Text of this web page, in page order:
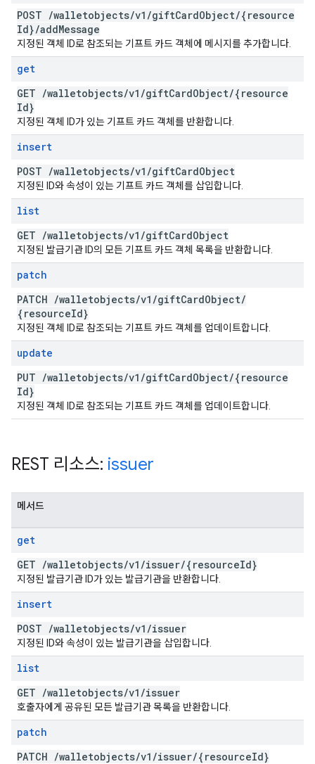
POST /walletobjects/v1 /giftCardObject/{resource
Id}/addMessage
지정된 객체 ID로 참조되는 기프트 카드 객체에 메시지를 추가합니다.
get
GET /walletobjects/v1 /giftCardObject/{resource
Id}
지정된 객체 ID가 있는 기프트 카드 객체를 반환합니다.
insert
POST /walletobjects/v1 /giftCardObject
지정된 ID와 속성이 있는 기프트 카드 객체를 삽입합니다.
list
GET /walletobjects/v1 /giftCardObject
지정된 발급기관 ID의 모든 기프트 카드 객체 목록을 반환합니다.
patch
PATCH /walletobjects/v1 /giftCardObject/
{resourceId}
지정된 객체 ID로 참조되는 기프트 카드 객체를 업데이트합니다.
update
PUT /walletobjects/v1 /giftCardObject/{resource
Id}
지정된 객체 ID로 참조되는 기프트 카드 객체를 업데이트합니다.
REST 리소스: issuer
메서드
get
GET /walletobjects/v1 /issuer/{resourceId}
지정된 발급기관 ID가 있는 발급기관을 반환합니다.
insert
POST /walletobjects/v1 /issuer
지정된 ID와 속성이 있는 발급기관을 삽입합니다.
list
GET /walletobjects/v1 /issuer
호출자에게 공유된 모든 발급기관 목록을 반환합니다.
patch
PATCH /walletobjects/v1 /issuer/{resourceId}